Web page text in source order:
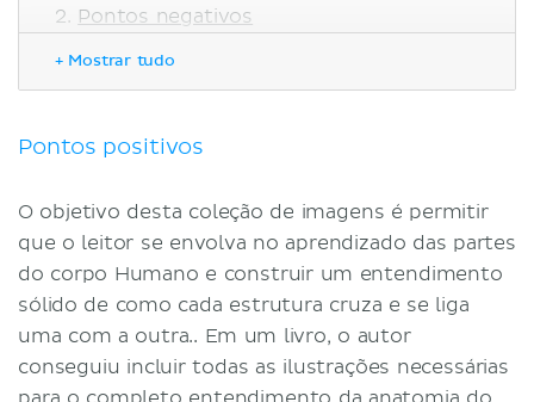
Pontos negativos
+ Mostrar tudo
Pontos positivos
O objetivo desta coleção de imagens é permitir
que o leitor se envolva no aprendizado das partes
do corpo Humano e construir um entendimento
sólido de como cada estrutura cruza e se liga
uma com a outra.. Em um livro, o autor
conseguiu incluir todas as ilustrações necessárias